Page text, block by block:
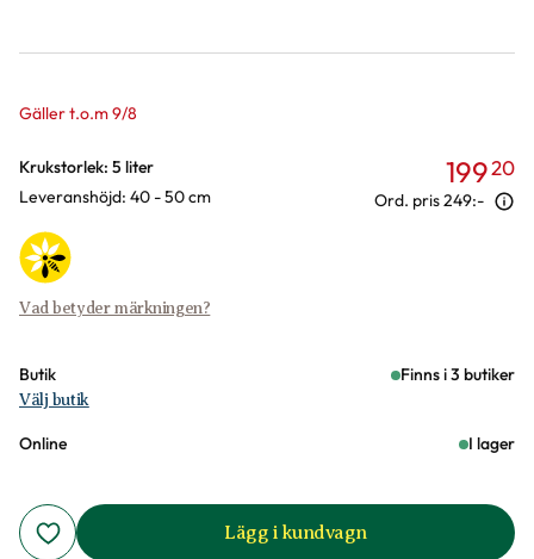
Gäller t.o.m 9/8
Varianter
Krukstorlek: 5 liter
Leveranshöjd: 40 - 50 cm
Vad betyder märkningen?
19920
Ord. pris249:-
Butik Finns i 3 butiker
Välj butik
Online I lager
Lägg i kundvagn